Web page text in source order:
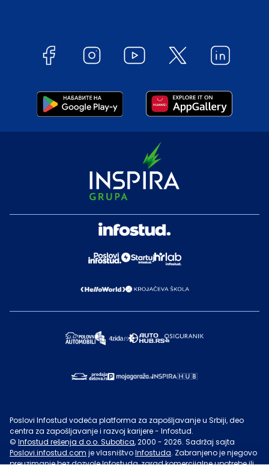
Poslovi Infostud vodeća platforma za zapošljavanje u Srbiji, deo
centra za zapošljavanje i razvoj karijere - Infostud.
© Infostud rešenja d.o.o. Subotica, 2000 - 2026. Sadržaj sajta
Poslovi.infostud.com je vlasništvoInfostuda. Zabranjeno je njegovo